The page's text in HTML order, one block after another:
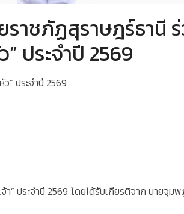
าชภัฏสุราษฎร์ธานี
ประจำปี 2569
” ประจำปี 2569
า” ประจำปี 2569 โดยได้รับเกียรติจาก นาย